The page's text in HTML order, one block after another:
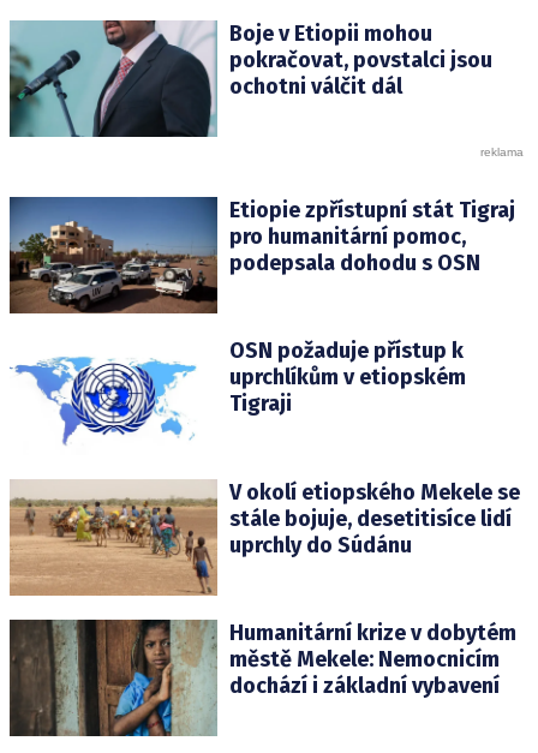
Boje v Etiopii mohou
pokračovat, povstalci jsou
ochotni válčit dál
Etiopie zpřístupní stát Tigraj
pro humanitární pomoc,
podepsala dohodu s OSN
OSN požaduje přístup k
uprchlíkům v etiopském
Tigraji
V okolí etiopského Mekele se
stále bojuje, desetitisíce lidí
uprchly do Súdánu
Humanitární krize v dobytém
městě Mekele: Nemocnicím
dochází i základní vybavení